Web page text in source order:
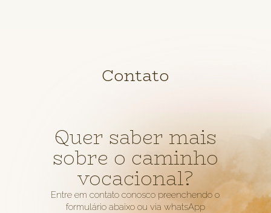
Contato
Quer saber mais
sobre o caminho
vocacional?
Entre em contato conosco preenchendo o
formulário abaixo ou via whatsApp